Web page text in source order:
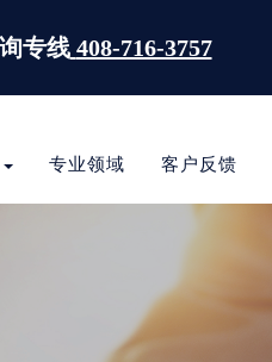
专线 408-716-3757
专业领域 客户反馈